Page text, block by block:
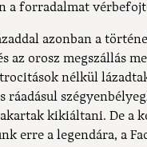
a forradalmat
azonban a
az orosz megszállás
nélkül
ráadásul
kikiáltani. De a
erre a legendára, a